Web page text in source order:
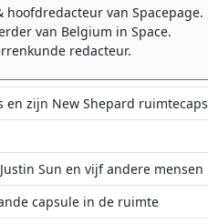
hoofdredacteur van Spacepage.
van Belgium in Space.
redacteur.
en zijn New Shepard
Sun en vijf andere
capsule in de ruimte